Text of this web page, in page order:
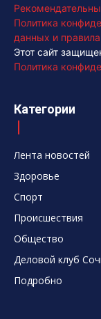
Политика
данных и
Этот сайт
Политика
Категории
Лента новостей
Здоровье
Спорт
Происшествия
Общество
Деловой клуб
Подробно